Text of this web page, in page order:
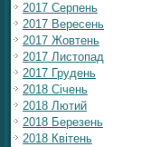
2017 Серпень
2017 Вересень
2017 Жовтень
2017 Листопад
2017 Грудень
2018 Січень
2018 Лютий
2018 Березень
2018 Квітень